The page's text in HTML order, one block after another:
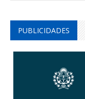
PUBLICIDADES